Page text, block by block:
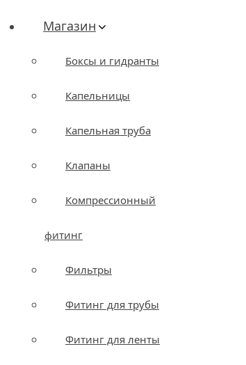
Магазин
Боксы и гидранты
Капельницы
Капельная труба
Клапаны
Компрессионный
фитинг
Фильтры
Фитинг для трубы
Фитинг для ленты